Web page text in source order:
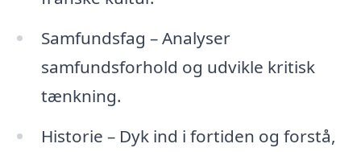
Samfundsfag – Analyser
samfundsforhold og udvikle kritisk
tænkning.
Historie – Dyk ind i fortiden og forstå,